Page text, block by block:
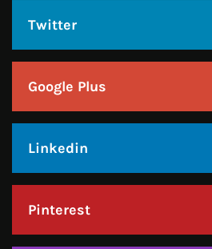
Twitter
Google Plus
Linkedin
Pinterest